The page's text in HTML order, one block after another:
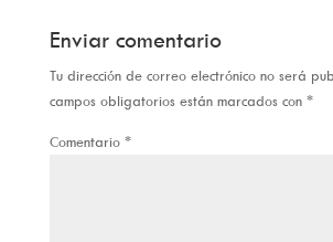
Enviar comentario
Tu dirección de correo electrónico no será
campos obligatorios están marcados con *
Comentario *